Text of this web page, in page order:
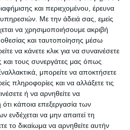
και περιεχομένου, έρευνα
Με την άδειά σας, εμείς
να χρησιμοποιήσουμε ακριβή
και ταυτοποίησης μέσω
να κάνετε κλικ για να συναινέσετε
και τους συνεργάτες μας όπως
μπορείτε να αποκτήσετε
πληροφορίες και να αλλάξετε τις
ή να αρνηθείτε να
κάποια επεξεργασία των
να μην απαιτεί τη
το δικαίωμα να αρνηθείτε αυτήν
θα κάνουν διακοπές για
Αύγουστο, ενώ μεγάλο
ότι κόπηκαν τα
διακοπών»
Ευρωπαίους ανέφερε πως
μονάδες.
για να στηρίξει τις